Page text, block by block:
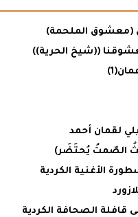
(معشوق الملحمة)
((شيخ الحرية))
لقمان أحمد
الصّمتُ يُحتَضَر)
الأغنية الكردية
قافلة الصحافة الكردية